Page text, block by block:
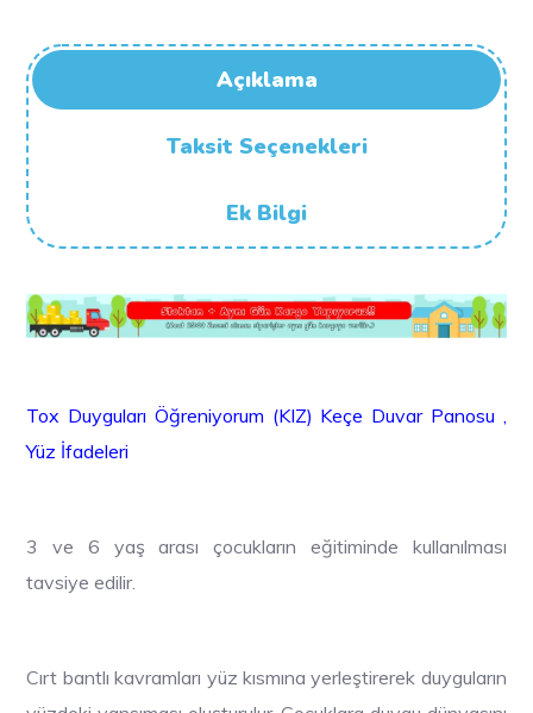
Açıklama
Taksit Seçenekleri
Ek Bilgi
Tox Duyguları Öğreniyorum (KIZ) Keçe Duvar Panosu ,
Yüz İfadeleri
3 ve 6 yaş arası çocukların eğitiminde kullanılması
tavsiye edilir.
Cırt bantlı kavramları yüz kısmına yerleştirerek duyguların